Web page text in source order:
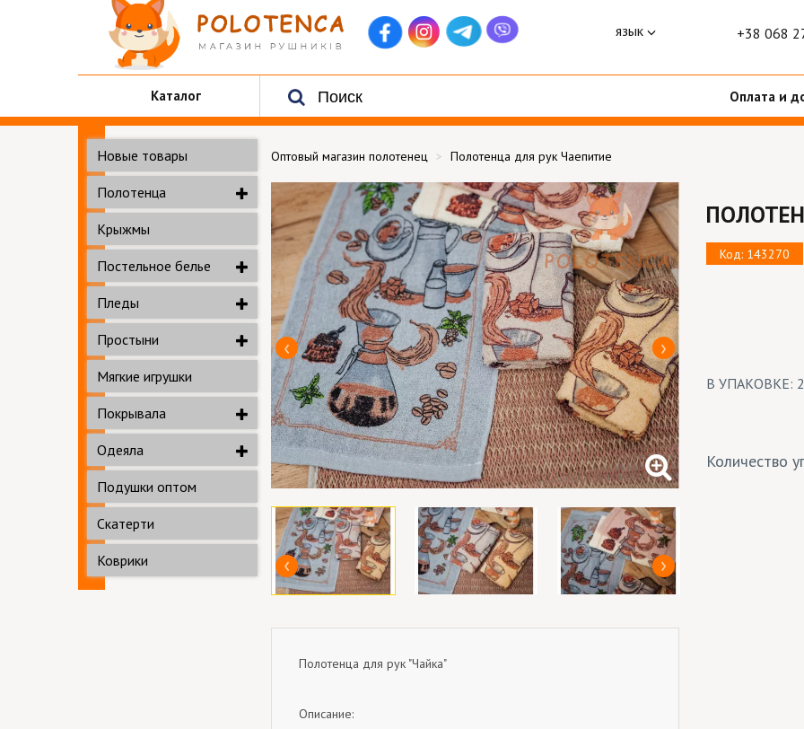
язык +38 068
Каталог Оплата и
Новые товары
Полотенца
Крыжмы
Постельное белье
Пледы
Простыни
Мягкие игрушки
Покрывала
Одеяла
Подушки оптом
Скатерти
Коврики
Оптовый магазин полотенец Полотенца для рук Чаепитие
Полотенца для рук "Чайка"
Описание:
Код: 143270
В УПАКОВКЕ:
Количество